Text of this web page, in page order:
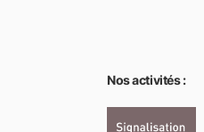
Nos activités :